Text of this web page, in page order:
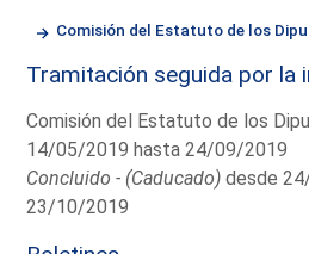
Comisión del Estatuto de los
Tramitación seguida por la
Comisión del Estatuto de los
14/05/2019 hasta 24/09/2019
Concluido - (Caducado) desde
23/10/2019